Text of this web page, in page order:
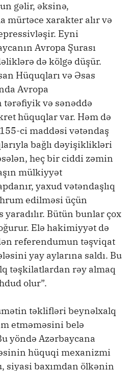
gəlir, əksinə,
mürtəce xarakter alır və
Eyni
Avropa Şurası
də kölgə düşür.
Hüquqları və Əsas
Avropa
tərəfiyik və sənəddə
hüquqlar var. Həm də
ci maddəsi vətəndaş
bağlı dəyişiklikləri
heç bir ciddi zəmin
mülkiyyət
yaxud vətəndaşlıq
edilməsi üçün
Bütün bunlar çox
Elə hakimiyyət də
referendumun təşviqat
yay aylarına saldı. Bu
təşkilatlardan rəy almaq
olur”.
təklifləri beynəlxalq
etməməsini belə
yöndə Azərbaycana
hüquqi mexanizmi
siyasi baxımdan ölkənin